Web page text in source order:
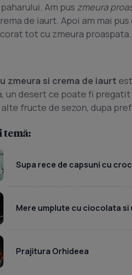
Am pus zmeura
de iaurt. Apoi am mai
tot cu zmeura proaspata.
zmeura si crema de iaurt
un desert ce poate fi
fructe de sezon, dupa
temă:
Supa rece de capsuni cu
Mere umplute cu ciocolata si
Prajitura Orhideea